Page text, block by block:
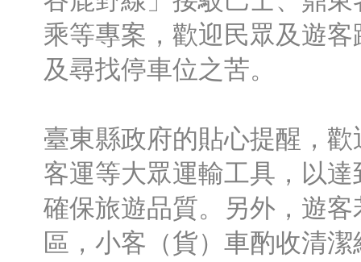
乘等專案，歡迎民眾及遊
及尋找停車位之苦。
臺東縣政府的貼心提醒，
客運等大眾運輸工具，以
確保旅遊品質。另外，遊
區，小客（貨）車酌收清